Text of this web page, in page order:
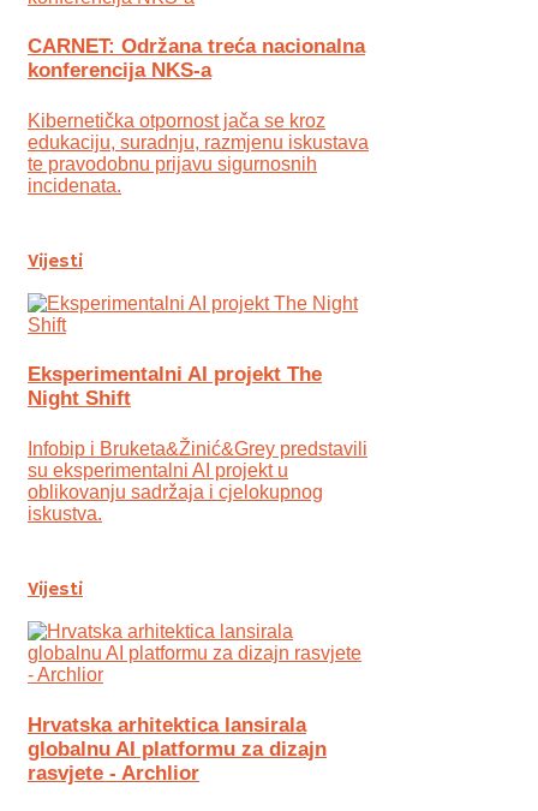
CARNET: Održana treća nacionalna
konferencija NKS-a
Kibernetička otpornost jača se kroz
edukaciju, suradnju, razmjenu iskustava
te pravodobnu prijavu sigurnosnih
incidenata.
Vijesti
Eksperimentalni AI projekt The
Night Shift
Infobip i Bruketa&Žinić&Grey predstavili
su eksperimentalni AI projekt u
oblikovanju sadržaja i cjelokupnog
iskustva.
Vijesti
Hrvatska arhitektica lansirala
globalnu AI platformu za dizajn
rasvjete - Archlior